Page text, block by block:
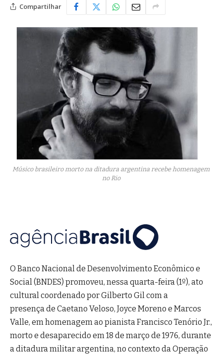
Compartilhar
Músico brasileiro morto na ditadura argentina recebe homenagem
no Rio
O Banco Nacional de Desenvolvimento Econômico e
Social (BNDES) promoveu, nessa quarta-feira (1º), ato
cultural coordenado por Gilberto Gil com a
presença de Caetano Veloso, Joyce Moreno e Marcos
Valle, em homenagem ao pianista Francisco Tenório Jr.,
morto e desaparecido em 18 de março de 1976, durante
a ditadura militar argentina, no contexto da Operação